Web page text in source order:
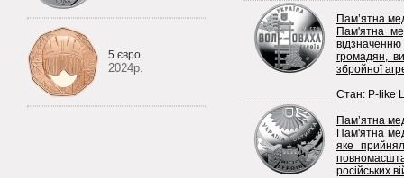
5 євро
2024р.
Пам’ятна
Пам'ятна
громадян,
збройної
Стан: P-like
Пам’ятна
Пам'ятна
яке
російських